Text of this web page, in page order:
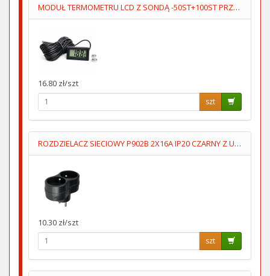
MODUŁ TERMOMETRU LCD Z SONDĄ -50ST+100ST PRZEWÓD 5M
16.80 zł/szt
szt
ROZDZIELACZ SIECIOWY P902B 2X16A IP20 CZARNY Z UZIOMEM
10.30 zł/szt
szt